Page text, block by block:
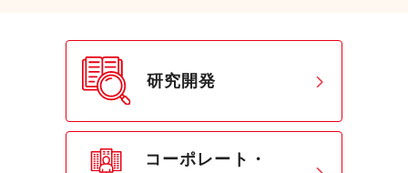
研究開発
コーポレート・